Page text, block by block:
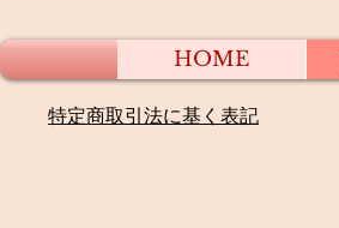
HOME
​特定商取引法に基く表記